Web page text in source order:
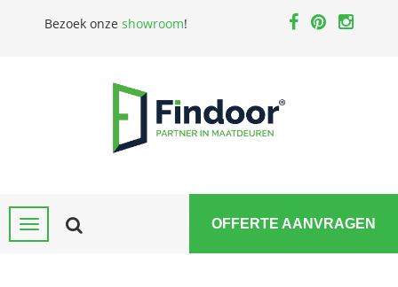
Bezoek onze showroom!
OFFERTE AANVRAGEN